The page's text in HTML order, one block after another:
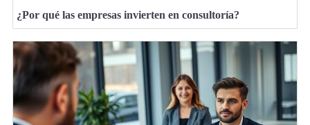
¿Por qué las empresas invierten en consultoría?